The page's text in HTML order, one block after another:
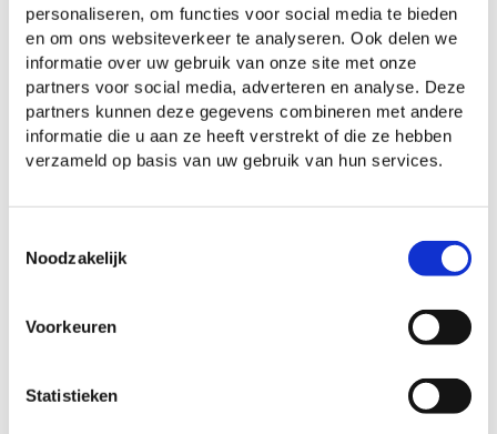
personaliseren, om functies voor social media te bieden
en om ons websiteverkeer te analyseren. Ook delen we
informatie over uw gebruik van onze site met onze
partners voor social media, adverteren en analyse. Deze
partners kunnen deze gegevens combineren met andere
informatie die u aan ze heeft verstrekt of die ze hebben
verzameld op basis van uw gebruik van hun services.
Noodzakelijk
Voorkeuren
Statistieken
buurt en leert je kind belangrijke
vaardigheden die de overgang naar de
basisschool gemakkelijker maken. Dit gebeurt
bij ons áltijd aan de hand vanSpring Actief of
een VVE-methode. De activiteiten passen bij
uitdaging die je peuter nodig heeft om de
wereld om zich heen te ontdekken.
Heb je nog vragen? Kom dan vooral zelf
je graag een
en leren je graag